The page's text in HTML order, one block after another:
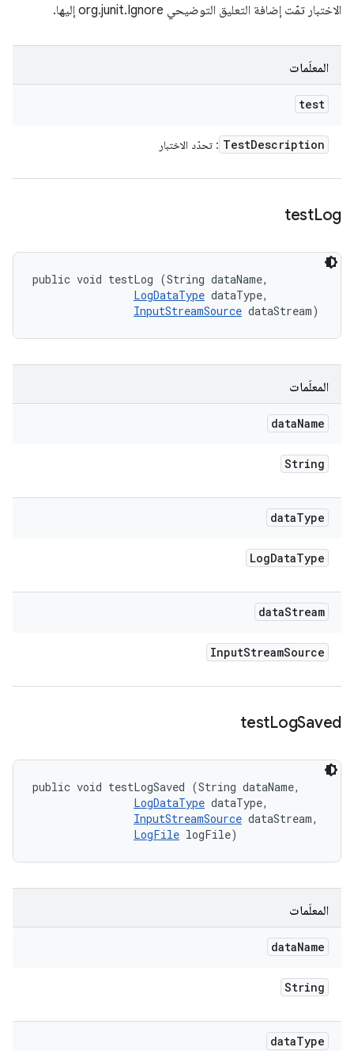
الاختبار تمّت إضافة التعليق التوضيحي org.junit.Ignore إليها.
المعلَمات
test
TestDescription : تحدّد الاختبار
testLog
public void testLog (String dataName,
LogDataType dataType,
InputStreamSource dataStream)
المعلَمات
dataName
String
dataType
LogDataType
dataStream
InputStreamSource
testLogSaved
public void testLogSaved (String dataName,
LogDataType dataType,
InputStreamSource dataStream,
LogFile logFile)
المعلَمات
dataName
String
dataType